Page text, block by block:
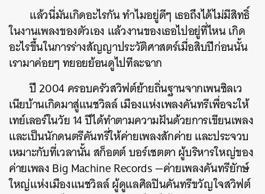
แล้วนี่มันเกิดอะไรกัน ทำไมอยู่ดีๆ เธอถึงได้ไม่มีสิทธิ์
ในงานเพลงของตัวเอง แล้วงานของเธอไปอยู่ที่ไหน เกิด
อะไรขึ้นในการร่างสัญญาประวัติศาสตร์เมื่อสิบปีก่อนนั้น
เรามาค่อยๆ ทยอยย้อนดูไปทีละฉาก
ปี 2004 ครอบครัวสวิฟต์ย้ายถิ่นฐานจากเพนซิลเว
เนียบ้านเกิดมาสู่แนชวิลล์ เมืองแห่งเพลงคันทรีเพื่อจะให้
เทย์เลอร์ในวัย 14 ปีได้ทำตามความฝันด้วยการเขียนเพลง
และเป็นนักดนตรีคันทรี่ให้ค่ายเพลงสักค่าย และประจวบ
เหมาะกับที่เวลานั้น สก็อตต์ บอร์เชตตา ผู้บริหารใหญ่ของ
ค่ายเพลง Big Machine Records —ค่ายเพลงคันทรียักษ์
ใหญ่แห่งเมืองแนชวิลล์ ผู้ดูแลศิลปินคันทรีขวัญใจสวิฟต์